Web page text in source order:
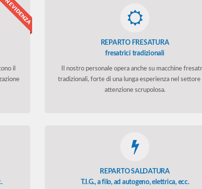
il
REPARTO FRESATURA
fresatrici tradizionali
Il nostro personale opera anche su macchine
tradizionali, forte di una lunga esperienza nel settore
attenzione scrupolosa.
REPARTO SALDATURA
T.I.G., a filo, ad autogeno, elettrica, ecc.